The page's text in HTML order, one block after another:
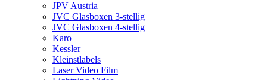
JPV Austria
JVC Glasboxen 3-stellig
JVC Glasboxen 4-stellig
Karo
Kessler
Kleinstlabels
Laser Video Film